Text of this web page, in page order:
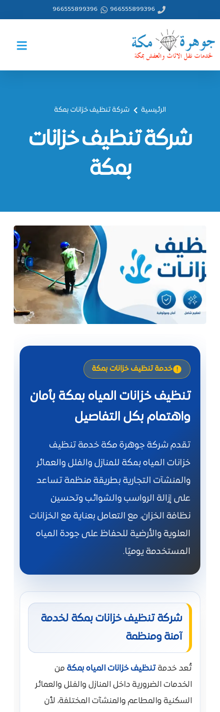
966555899396
966555899396
الرئيسية شركة تنظيف خزانات بمكة
شركة تنظيف خزانات
بمكة
خدمة تنظيف خزانات بمكة
تنظيف خزانات المياه بمكة بأمان
واهتمام بكل التفاصيل
تقدم شركة جوهرة مكة خدمة تنظيف
خزانات المياه بمكة للمنازل والفلل والعمائر
والمنشآت التجارية بطريقة منظمة تساعد
على إزالة الرواسب والشوائب وتحسين
نظافة الخزان، مع التعامل بعناية مع الخزانات
العلوية والأرضية للحفاظ على جودة المياه
المستخدمة يوميًا.
شركة تنظيف خزانات بمكة لخدمة
آمنة ومنظمة
تُعد خدمةتنظيف خزانات المياه بمكة من
الخدمات الضرورية داخل المنازل والفلل والعمائر
السكنية والمطاعم والمنشآت المختلفة، لأن